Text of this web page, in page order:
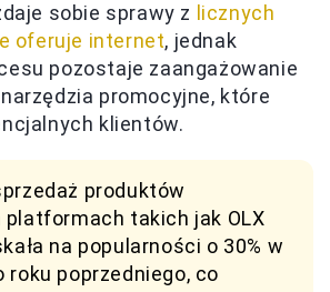
sobie sprawy z licznych
oferuje internet, jednak
pozostaje zaangażowanie
promocyjne, które
klientów.
produktów
platformach takich jak OLX
na popularności o 30% w
roku poprzedniego, co